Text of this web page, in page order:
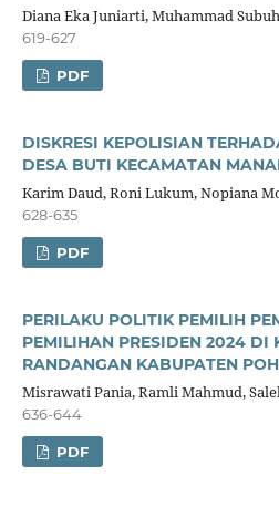
Diana Eka Juniarti, Muhammad Subuh
619-627
PDF
DISKRESI KEPOLISIAN
DESA BUTI KECAMATAN
Karim Daud, Roni Lukum, Nopiana
628-635
PDF
PERILAKU POLITIK PEMILIH
PEMILIHAN PRESIDEN 2024 DI
RANDANGAN KABUPATEN
Misrawati Pania, Ramli Mahmud,
636-644
PDF